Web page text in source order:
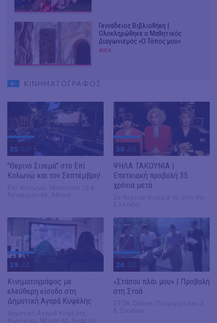
Γεννάδειος Βιβλιοθήκη |
Ολοκληρώθηκε ο Μαθητικός
Διαγωνισμός «Ο Τόπος μου»
#ΝΕΑ
ΚΙΝΗΜΑΤΟΓΡΑΦΟΣ
05 SEP
"Θερινό Σινεμά" στο Επί
Κολωνώ και τον Σεπτέμβρη!
30 JUL
ΨΗΛΑ ΤΑΚΟΥΝΙΑ |
Επετειακή προβολή 35
χρόνια μετά
29 JUL
Κινηματογράφος με
ελεύθερη είσοδο στη
Δημοτική Αγορά Κυψέλης
26 JUL
«Στάσου πλάι μου» | Προβολή
στη Στοά